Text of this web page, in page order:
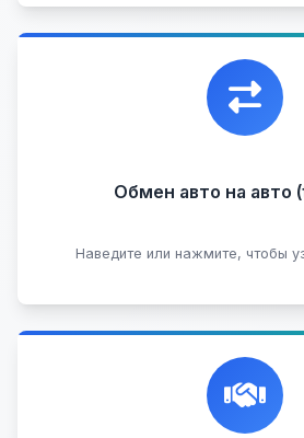
Обмен авто на авто
Наведите или нажмите, чтобы
Уникальная возможность
автомобиль с доплатой,
подходящий
Подобрать
Честная и профессиональная
переговоры с клиентами,
сопровождение